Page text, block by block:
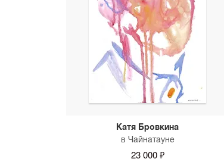
Катя Бровкина
в Чайнатауне
23 000 ₽